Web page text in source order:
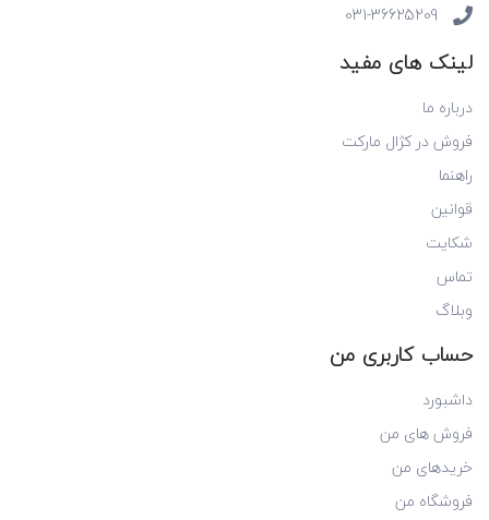
031-36625209
لینک های مفید
درباره ما
فروش در کژال مارکت
راهنما
قوانین
شکایت
تماس
وبلاگ
حساب کاربری من
داشبورد
فروش های من
خریدهای من
فروشگاه من